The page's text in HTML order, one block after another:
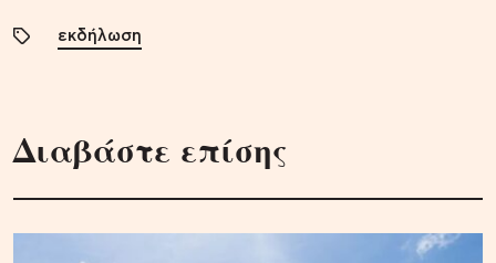
εκδήλωση
Διαβάστε επίσης